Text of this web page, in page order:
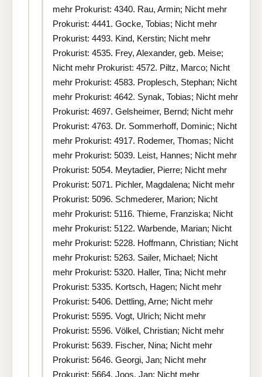
mehr Prokurist: 4340. Rau, Armin; Nicht mehr
Prokurist: 4441. Gocke, Tobias; Nicht mehr
Prokurist: 4493. Kind, Kerstin; Nicht mehr
Prokurist: 4535. Frey, Alexander, geb. Meise;
Nicht mehr Prokurist: 4572. Piltz, Marco; Nicht
mehr Prokurist: 4583. Proplesch, Stephan; Nicht
mehr Prokurist: 4642. Synak, Tobias; Nicht mehr
Prokurist: 4697. Gelsheimer, Bernd; Nicht mehr
Prokurist: 4763. Dr. Sommerhoff, Dominic; Nicht
mehr Prokurist: 4917. Rodemer, Thomas; Nicht
mehr Prokurist: 5039. Leist, Hannes; Nicht mehr
Prokurist: 5054. Meytadier, Pierre; Nicht mehr
Prokurist: 5071. Pichler, Magdalena; Nicht mehr
Prokurist: 5096. Schmederer, Marion; Nicht
mehr Prokurist: 5116. Thieme, Franziska; Nicht
mehr Prokurist: 5122. Warbende, Marian; Nicht
mehr Prokurist: 5228. Hoffmann, Christian; Nicht
mehr Prokurist: 5263. Sailer, Michael; Nicht
mehr Prokurist: 5320. Haller, Tina; Nicht mehr
Prokurist: 5335. Kortsch, Hagen; Nicht mehr
Prokurist: 5406. Dettling, Arne; Nicht mehr
Prokurist: 5595. Vogt, Ulrich; Nicht mehr
Prokurist: 5596. Völkel, Christian; Nicht mehr
Prokurist: 5639. Fischer, Nina; Nicht mehr
Prokurist: 5646. Georgi, Jan; Nicht mehr
Prokurist: 5664. Joos, Jan; Nicht mehr